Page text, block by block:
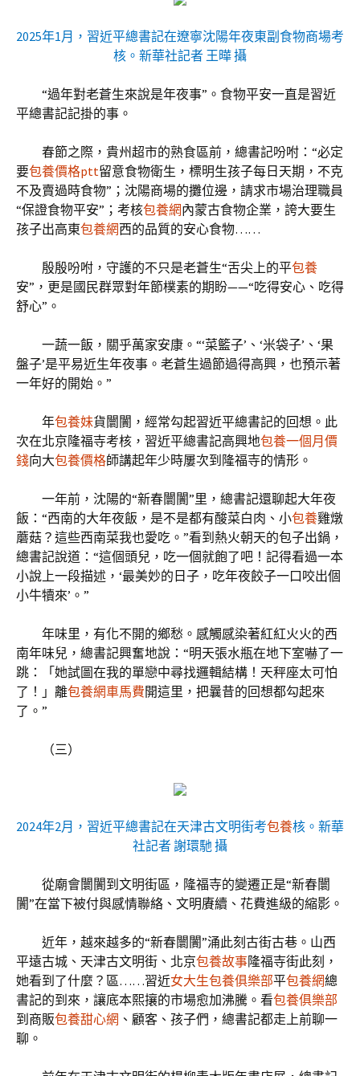
2025年1月，習近平總書記在遼寧沈陽年夜東副食物商場考
核。新華社記者 王曄 攝
“過年對老蒼生來說是年夜事”。食物平安一直是習近
平總書記記掛的事。
春節之際，貴州超市的熟食區前，總書記吩咐：“必定
要包養價格ptt留意食物衛生，標明生孩子每日天期，不克
不及賣過時食物”；沈陽商場的攤位邊，請求市場治理職員
“保證食物平安”；考核包養網內蒙古食物企業，誇大要生
孩子出高東包養網西的品質的安心食物……
殷殷吩咐，守護的不只是老蒼生“舌尖上的平包養
安”，更是國民群眾對年節樸素的期盼——“吃得安心、吃得
舒心”。
一蔬一飯，關乎萬家安康。“‘菜籃子’、‘米袋子’、‘果
盤子’是平易近生年夜事。老蒼生過節過得高興，也預示著
一年好的開始。”
年包養妹貨闤闠，經常勾起習近平總書記的回想。此
次在北京隆福寺考核，習近平總書記高興地包養一個月價
錢向大包養價格師講起年少時屢次到隆福寺的情形。
一年前，沈陽的“新春闤闠”里，總書記還聊起大年夜
飯：“西南的大年夜飯，是不是都有酸菜白肉、小包養雞燉
蘑菇？這些西南菜我也愛吃。”看到熱火朝天的包子出鍋，
總書記說道：“這個頭兒，吃一個就飽了吧！記得看過一本
小說上一段描述，‘最美妙的日子，吃年夜餃子一口咬出個
小牛犢來’。”
年味里，有化不開的鄉愁。感觸感染著紅紅火火的西
南年味兒，總書記興奮地說：“明天張水瓶在地下室嚇了一
跳：「她試圖在我的單戀中尋找邏輯結構！天秤座太可怕
了！」離包養網車馬費開這里，把曩昔的回想都勾起來
了。”
（三）
2024年2月，習近平總書記在天津古文明街考包養核。新華
社記者 謝環馳 攝
從廟會闤闠到文明街區，隆福寺的變遷正是“新春闤
闠”在當下被付與感情聯絡、文明賡續、花費進級的縮影。
近年，越來越多的“新春闤闠”涌此刻古街古巷。山西
平遠古城、天津古文明街、北京包養故事隆福寺街此刻，
她看到了什麼？區……習近女大生包養俱樂部平包養網總
書記的到來，讓底本熙攘的市場愈加沸騰。看包養俱樂部
到商販包養甜心網 、顧客、孩子們，總書記都走上前聊一
聊。